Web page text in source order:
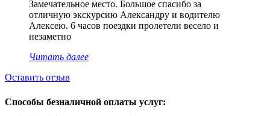
Замечательное место. Большое спасибо за
отличную экскурсию Александру и водителю
Алексею. 6 часов поездки пролетели весело и
незаметно
Читать далее
Оставить отзыв
Способы безналичной оплаты услуг: